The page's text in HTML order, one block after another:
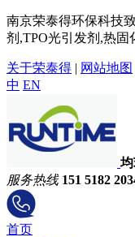
南京荣泰得环保科技
剂,TPO光引发剂,热固
关于荣泰得 | 网站地图
中 EN
服务热线 151 5182
首页